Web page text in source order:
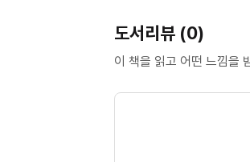
한국헬스커뮤니케이션학
있다. 병원 마케팅과 브랜
도서리뷰 (0)
이 책을 읽고 어떤 느낌을